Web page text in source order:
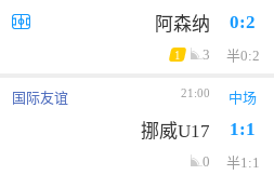
阿森纳 0:2
1 3 半0:2
国际友谊 21:00 中场
挪威U17 1:1
0 半1:1